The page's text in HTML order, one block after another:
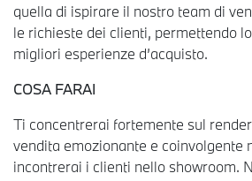
quella di ispirare il nostro team di
le richieste dei clienti, permettendo
migliori esperienze d’acquisto.
COSA FARAI
Ti concentrerai fortemente sul
vendita emozionante e coinvolgente
incontrerai i clienti nello showroom.